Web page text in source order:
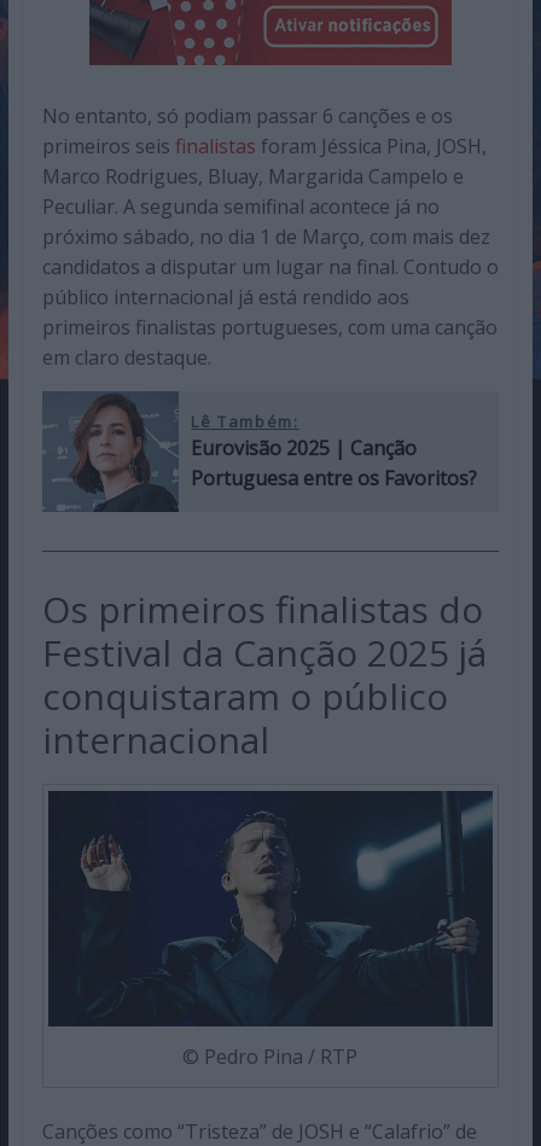
No entanto, só podiam passar 6 canções e os
primeiros seis finalistas foram Jéssica Pina, JOSH,
Marco Rodrigues, Bluay, Margarida Campelo e
Peculiar. A segunda semifinal acontece já no
próximo sábado, no dia 1 de Março, com mais dez
candidatos a disputar um lugar na final. Contudo o
público internacional já está rendido aos
primeiros finalistas portugueses, com uma canção
em claro destaque.
Lê Também:
Eurovisão 2025 | Canção
Portuguesa entre os Favoritos?
Os primeiros finalistas do
Festival da Canção 2025 já
conquistaram o público
internacional
© Pedro Pina / RTP
Canções como “Tristeza” de JOSH e “Calafrio” de